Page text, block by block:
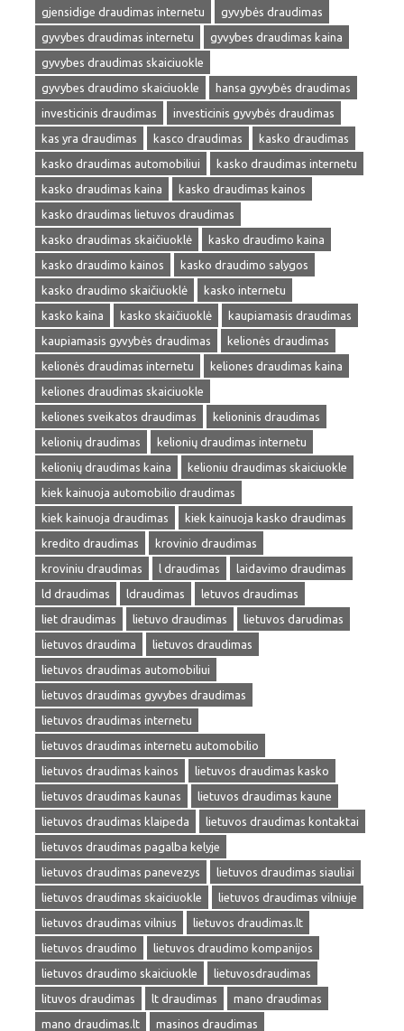
gjensidige draudimas internetu
gyvybės draudimas
gyvybes draudimas internetu
gyvybes draudimas kaina
gyvybes draudimas skaiciuokle
gyvybes draudimo skaiciuokle
hansa gyvybės draudimas
investicinis draudimas
investicinis gyvybės draudimas
kas yra draudimas
kasco draudimas
kasko draudimas
kasko draudimas automobiliui
kasko draudimas internetu
kasko draudimas kaina
kasko draudimas kainos
kasko draudimas lietuvos draudimas
kasko draudimas skaičiuoklė
kasko draudimo kaina
kasko draudimo kainos
kasko draudimo salygos
kasko draudimo skaičiuoklė
kasko internetu
kasko kaina
kasko skaičiuoklė
kaupiamasis draudimas
kaupiamasis gyvybės draudimas
kelionės draudimas
kelionės draudimas internetu
keliones draudimas kaina
keliones draudimas skaiciuokle
keliones sveikatos draudimas
kelioninis draudimas
kelionių draudimas
kelionių draudimas internetu
kelionių draudimas kaina
kelioniu draudimas skaiciuokle
kiek kainuoja automobilio draudimas
kiek kainuoja draudimas
kiek kainuoja kasko draudimas
kredito draudimas
krovinio draudimas
kroviniu draudimas
l draudimas
laidavimo draudimas
ld draudimas
ldraudimas
letuvos draudimas
liet draudimas
lietuvo draudimas
lietuvos darudimas
lietuvos draudima
lietuvos draudimas
lietuvos draudimas automobiliui
lietuvos draudimas gyvybes draudimas
lietuvos draudimas internetu
lietuvos draudimas internetu automobilio
lietuvos draudimas kainos
lietuvos draudimas kasko
lietuvos draudimas kaunas
lietuvos draudimas kaune
lietuvos draudimas klaipeda
lietuvos draudimas kontaktai
lietuvos draudimas pagalba kelyje
lietuvos draudimas panevezys
lietuvos draudimas siauliai
lietuvos draudimas skaiciuokle
lietuvos draudimas vilniuje
lietuvos draudimas vilnius
lietuvos draudimas.lt
lietuvos draudimo
lietuvos draudimo kompanijos
lietuvos draudimo skaiciuokle
lietuvosdraudimas
lituvos draudimas
lt draudimas
mano draudimas
mano draudimas.lt
masinos draudimas